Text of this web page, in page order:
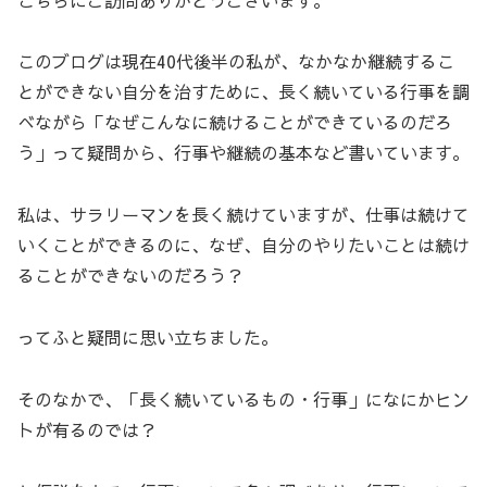
このブログは現在40代後半の私が、なかなか継続するこ
とができない自分を治すために、長く続いている行事を調
べながら「なぜこんなに続けることができているのだろ
う」って疑問から、行事や継続の基本など書いています。
私は、サラリーマンを長く続けていますが、仕事は続けて
いくことができるのに、なぜ、自分のやりたいことは続け
ることができないのだろう？
ってふと疑問に思い立ちました。
そのなかで、「長く続いているもの・行事」になにかヒン
トが有るのでは？